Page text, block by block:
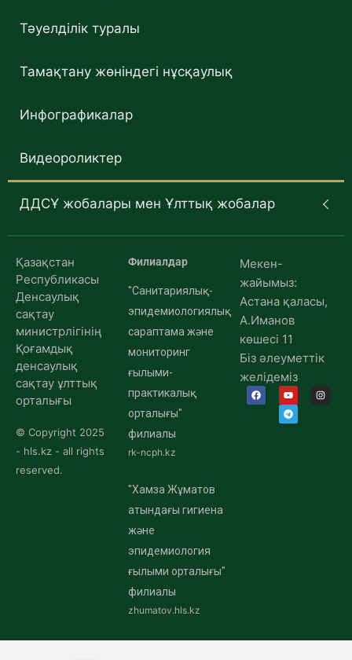
Тәуелділік туралы
Тамақтану жөніндегі нұсқаулық
Инфографикалар
Видеороликтер
ДДСҰ жобалары мен Ұлттық жобалар
Қазақстан
Республикасы
Денсаулық
сақтау
министрлігінің
Қоғамдық
денсаулық
сақтау ұлттық
орталығы
© Copyright 2025
- hls.kz - all rights
reserved.
Филиалдар
"Санитариялық-
эпидемиологиялық
сараптама және
мониторинг
ғылыми-
практикалық
орталығы"
филиалы
rk-ncph.kz
"Хамза Жұматов
атындағы гигиена
және
эпидемиология
ғылыми орталығы"
филиалы
zhumatov.hls.kz
Мекен-
жайымыз:
Астана қаласы,
А.Иманов
көшесі 11
Біз әлеуметтік
желідеміз